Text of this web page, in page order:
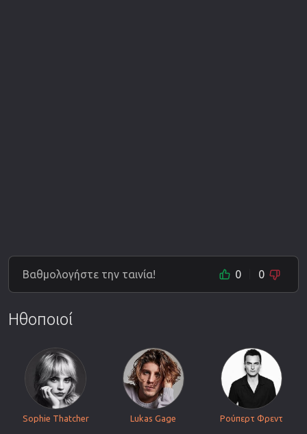
Βαθμολογήστε την ταινία! 0 0
Ηθοποιοί
Sophie Thatcher Lukas Gage Ρούπερτ Φρεντ